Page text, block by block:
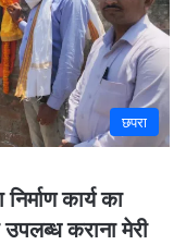
छपरा
कार्य का
कराना मेरी